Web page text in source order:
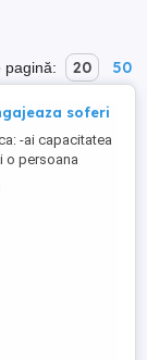
pagină: 20 50
soferi
-ai capacitatea
o persoana
-ai abilitati de
-
sau part-time -
-alte